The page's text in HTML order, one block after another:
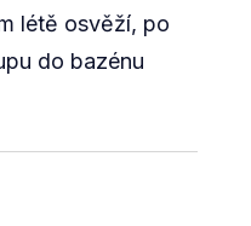
létě osvěží, po
do bazénu